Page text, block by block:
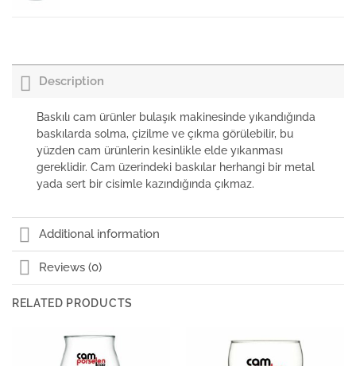
0,00 +KDV
Paşabahçe Botanica Vase 20cm
Paşabahçe Sürahi Bistro Hacim 1850cc
Description
Baskılı cam ürünler bulaşık makinesinde yıkandığında
baskılarda solma, çizilme ve çıkma görülebilir, bu
yüzden cam ürünlerin kesinlikle elde yıkanması
gereklidir. Cam üzerindeki baskılar herhangi bir metal
yada sert bir cisimle kazındığında çıkmaz.
Additional information
Reviews (0)
RELATED PRODUCTS